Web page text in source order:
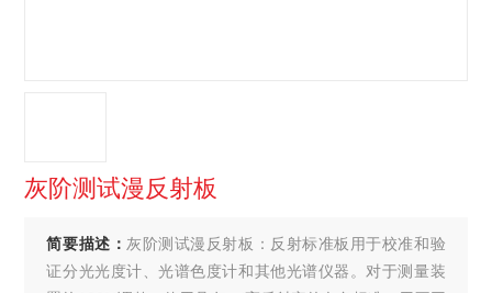
灰阶测试漫反射板
简要描述： 灰阶测试漫反射板：反射标准板用于校准和验
证分光光度计、光谱色度计和其他光谱仪器。对于测量装